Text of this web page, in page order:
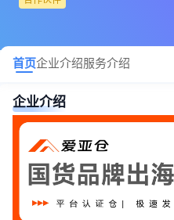
首页企业介绍服务介绍
企业介绍